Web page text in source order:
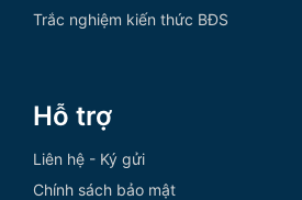
Trắc nghiệm kiến thức BĐS
Hỗ trợ
Liên hệ - Ký gửi
Chính sách bảo mật